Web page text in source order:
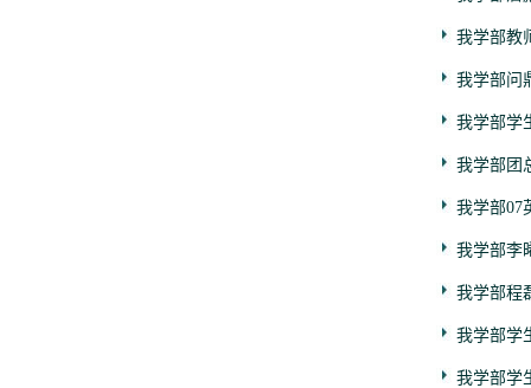
我学部教
我学部问
我学部学
我学部团
我学部07
我学部李
我学部程
我学部学
我学部学